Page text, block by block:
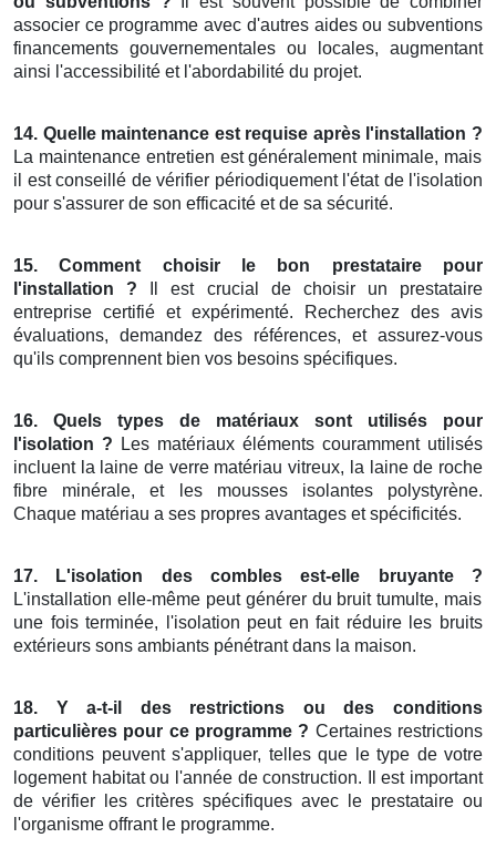
associer ce programme avec d'autres aides ou subventions
financements gouvernementales ou locales, augmentant
ainsi l'accessibilité et l'abordabilité du projet.
14. Quelle maintenance est requise après l'installation ?
La maintenance entretien est généralement minimale, mais
il est conseillé de vérifier périodiquement l'état de l'isolation
pour s'assurer de son efficacité et de sa sécurité.
15. Comment choisir le bon prestataire pour
l'installation ? Il est crucial de choisir un prestataire
entreprise certifié et expérimenté. Recherchez des avis
évaluations, demandez des références, et assurez-vous
qu'ils comprennent bien vos besoins spécifiques.
16. Quels types de matériaux sont utilisés pour
l'isolation ? Les matériaux éléments couramment utilisés
incluent la laine de verre matériau vitreux, la laine de roche
fibre minérale, et les mousses isolantes polystyrène.
Chaque matériau a ses propres avantages et spécificités.
17. L'isolation des combles est-elle bruyante ?
L'installation elle-même peut générer du bruit tumulte, mais
une fois terminée, l'isolation peut en fait réduire les bruits
extérieurs sons ambiants pénétrant dans la maison.
18. Y a-t-il des restrictions ou des conditions
particulières pour ce programme ? Certaines restrictions
conditions peuvent s'appliquer, telles que le type de votre
logement habitat ou l'année de construction. Il est important
de vérifier les critères spécifiques avec le prestataire ou
l'organisme offrant le programme.